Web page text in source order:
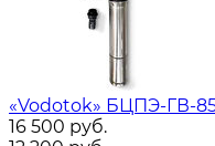
«Vodotok» БЦПЭ-ГВ-
16 500 руб.